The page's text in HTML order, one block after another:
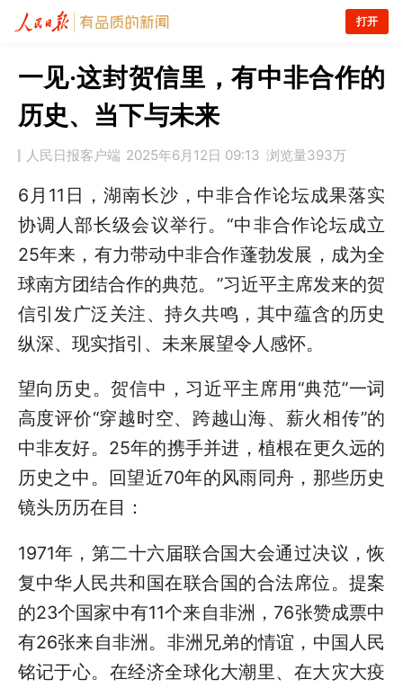
打开
一见·这封贺信里，有中非合作的
历史、当下与未来
人民日报客户端 2025年6月12日 09:13 浏览量393万
6月11日，湖南长沙，中非合作论坛成果落实
协调人部长级会议举行。“中非合作论坛成立
25年来，有力带动中非合作蓬勃发展，成为全
球南方团结合作的典范。”习近平主席发来的贺
信引发广泛关注、持久共鸣，其中蕴含的历史
纵深、现实指引、未来展望令人感怀。
望向历史。贺信中，习近平主席用“典范”一词
高度评价“穿越时空、跨越山海、薪火相传”的
中非友好。25年的携手并进，植根在更久远的
历史之中。回望近70年的风雨同舟，那些历史
镜头历历在目：
1971年，第二十六届联合国大会通过决议，恢
复中华人民共和国在联合国的合法席位。提案
的23个国家中有11个来自非洲，76张赞成票中
有26张来自非洲。非洲兄弟的情谊，中国人民
铭记于心。在经济全球化大潮里、在大灾大疫